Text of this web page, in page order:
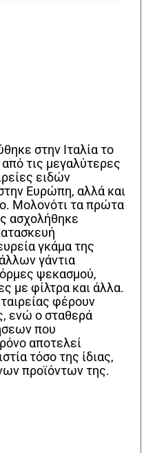
στην Ιταλία το
τις μεγαλύτερες
ειδών
Ευρώπη, αλλά και
Μολονότι τα πρώτα
ασχολήθηκε
γκάμα της
γάντια
ψεκασμού,
με φίλτρα και άλλα.
φέρουν
ενώ ο σταθερά
που
αποτελεί
τόσο της ίδιας,
προϊόντων της.